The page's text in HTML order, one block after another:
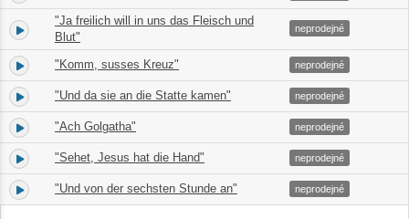
45.
"Ja freilich will in uns das Fleisch und
Blut"
00:42
neprodejné
46. "Komm, susses Kreuz" 05:45
neprodejné
47. "Und da sie an die Statte kamen" 03:34
neprodejné
48. "Ach Golgatha" 01:36
neprodejné
49. "Sehet, Jesus hat die Hand" 03:26
neprodejné
50. "Und von der sechsten Stunde an" 02:34
neprodejné